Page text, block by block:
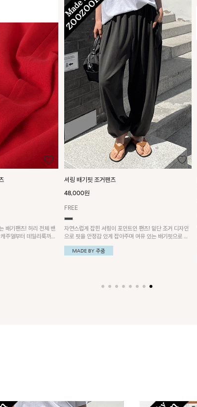
배기팬츠! 허리 전체 밴
주얼부터 데일리룩까지
에요~
셔링 배기핏 조거팬츠
48,000원
FREE
자연스럽게 잡힌 셔링이 포인트인 팬츠! 밑단 조거 디자인
으로 핏을 안정감 있게 잡아주며 여유 있는 배기핏으로 요
가할 때도 편안하게 입을 수 있는 팬츠예요~